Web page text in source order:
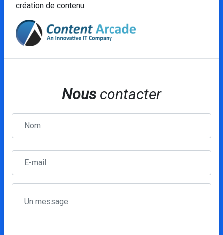
création de contenu.
Nous contacter